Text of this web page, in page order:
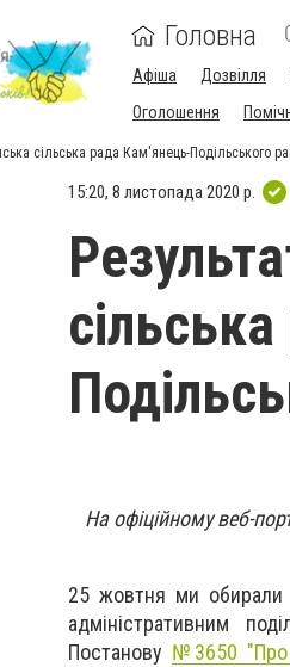
Головна
Афіша Дозвілля
Оголошення
сільська рада Кам'янець-Подільського
15:20, 8 листопада 2020 р.
На офіційному веб-
25 жовтня ми обирали
адміністративним
Постанову №3650 "Про